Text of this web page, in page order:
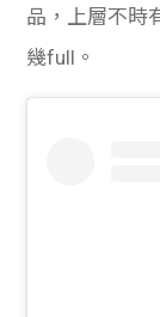
品，上層不時
幾full。